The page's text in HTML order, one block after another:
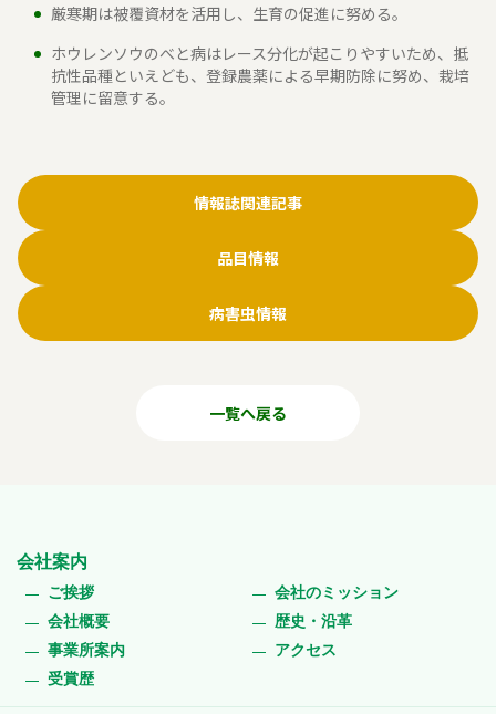
厳寒期は被覆資材を活用し、生育の促進に努める。
ホウレンソウのべと病はレース分化が起こりやすいため、抵
抗性品種といえども、登録農薬による早期防除に努め、栽培
管理に留意する。
情報誌関連記事
品目情報
病害虫情報
一覧へ戻る
会社案内
ご挨拶
会社のミッション
会社概要
歴史・沿革
事業所案内
アクセス
受賞歴